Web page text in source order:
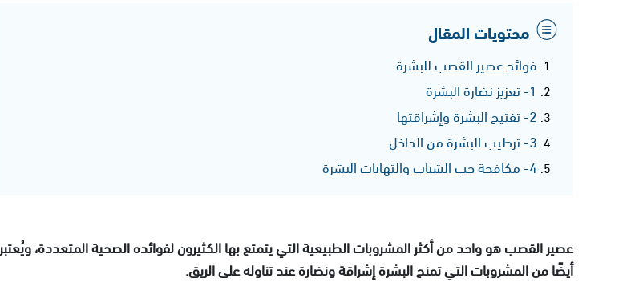
محتويات المقال
فوائد عصير القصب للبشرة
1- تعزيز نضارة البشرة
2- تفتيح البشرة وإشراقتها
3- ترطيب البشرة من الداخل
4- مكافحة حب الشباب والتهابات البشرة
عصير القصب هو واحد من أكثر المشروبات الطبيعية التي يتمتع بها الكثيرون لفوائده الصحية المتعددة، ويُعتبر
أيضًا من المشروبات التي تمنح البشرة إشراقة ونضارة عند تناوله على الريق.